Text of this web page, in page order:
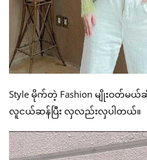
Style မိုက်တဲ့ Fashion မျိုးဝတ်မယ်
လူငယ်ဆန်ပြီး လှလည်းလှပါတယ်။